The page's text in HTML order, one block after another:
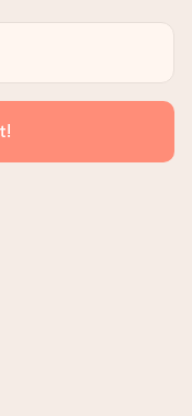
ve svém účtu
doručit přímo